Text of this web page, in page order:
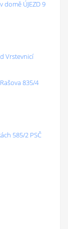
ÚJEZD 9
Vrstevnicí
835/4
585/2 PSČ